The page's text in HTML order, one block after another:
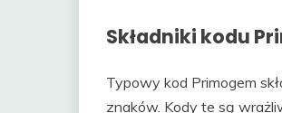
Składniki kodu
Typowy kod Primogem
znaków. Kody te są